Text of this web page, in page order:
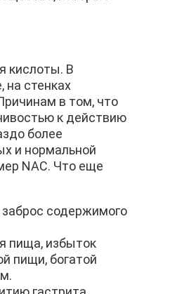
кислоты. В
на стенках
в том, что
к действию
более
и нормальной
NAC. Что еще
содержимого
пища, избыток
пищи, богатой